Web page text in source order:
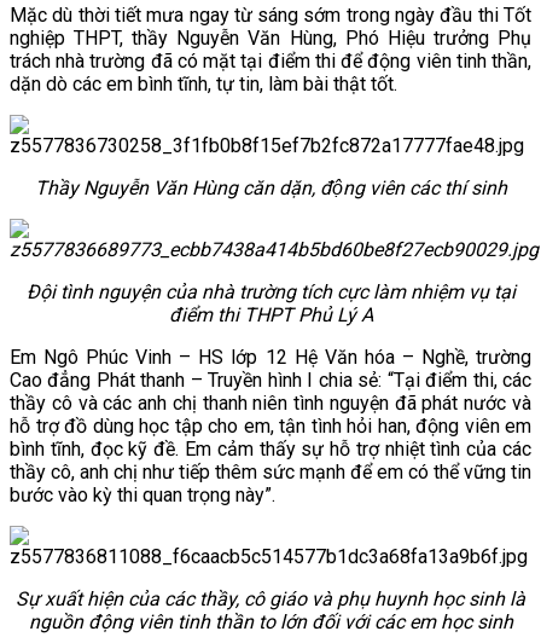
Mặc dù thời tiết mưa ngay từ sáng sớm trong ngày đầu thi Tốt
nghiệp THPT, thầy Nguyễn Văn Hùng, Phó Hiệu trưởng Phụ
trách nhà trường đã có mặt tại điểm thi để động viên tinh thần,
dặn dò các em bình tĩnh, tự tin, làm bài thật tốt.
Thầy Nguyễn Văn Hùng căn dặn, động viên các thí sinh
Đội tình nguyện của nhà trường tích cực làm nhiệm vụ tại
điểm thi THPT Phủ Lý A
Em Ngô Phúc Vinh – HS lớp 12 Hệ Văn hóa – Nghề, trường
Cao đẳng Phát thanh – Truyền hình I chia sẻ: “Tại điểm thi, các
thầy cô và các anh chị thanh niên tình nguyện đã phát nước và
hỗ trợ đồ dùng học tập cho em, tận tình hỏi han, động viên em
bình tĩnh, đọc kỹ đề. Em cảm thấy sự hỗ trợ nhiệt tình của các
thầy cô, anh chị như tiếp thêm sức mạnh để em có thể vững tin
bước vào kỳ thi quan trọng này”.
Sự xuất hiện của các thầy, cô giáo và phụ huynh học sinh là
nguồn động viên tinh thần to lớn đối với các em học sinh